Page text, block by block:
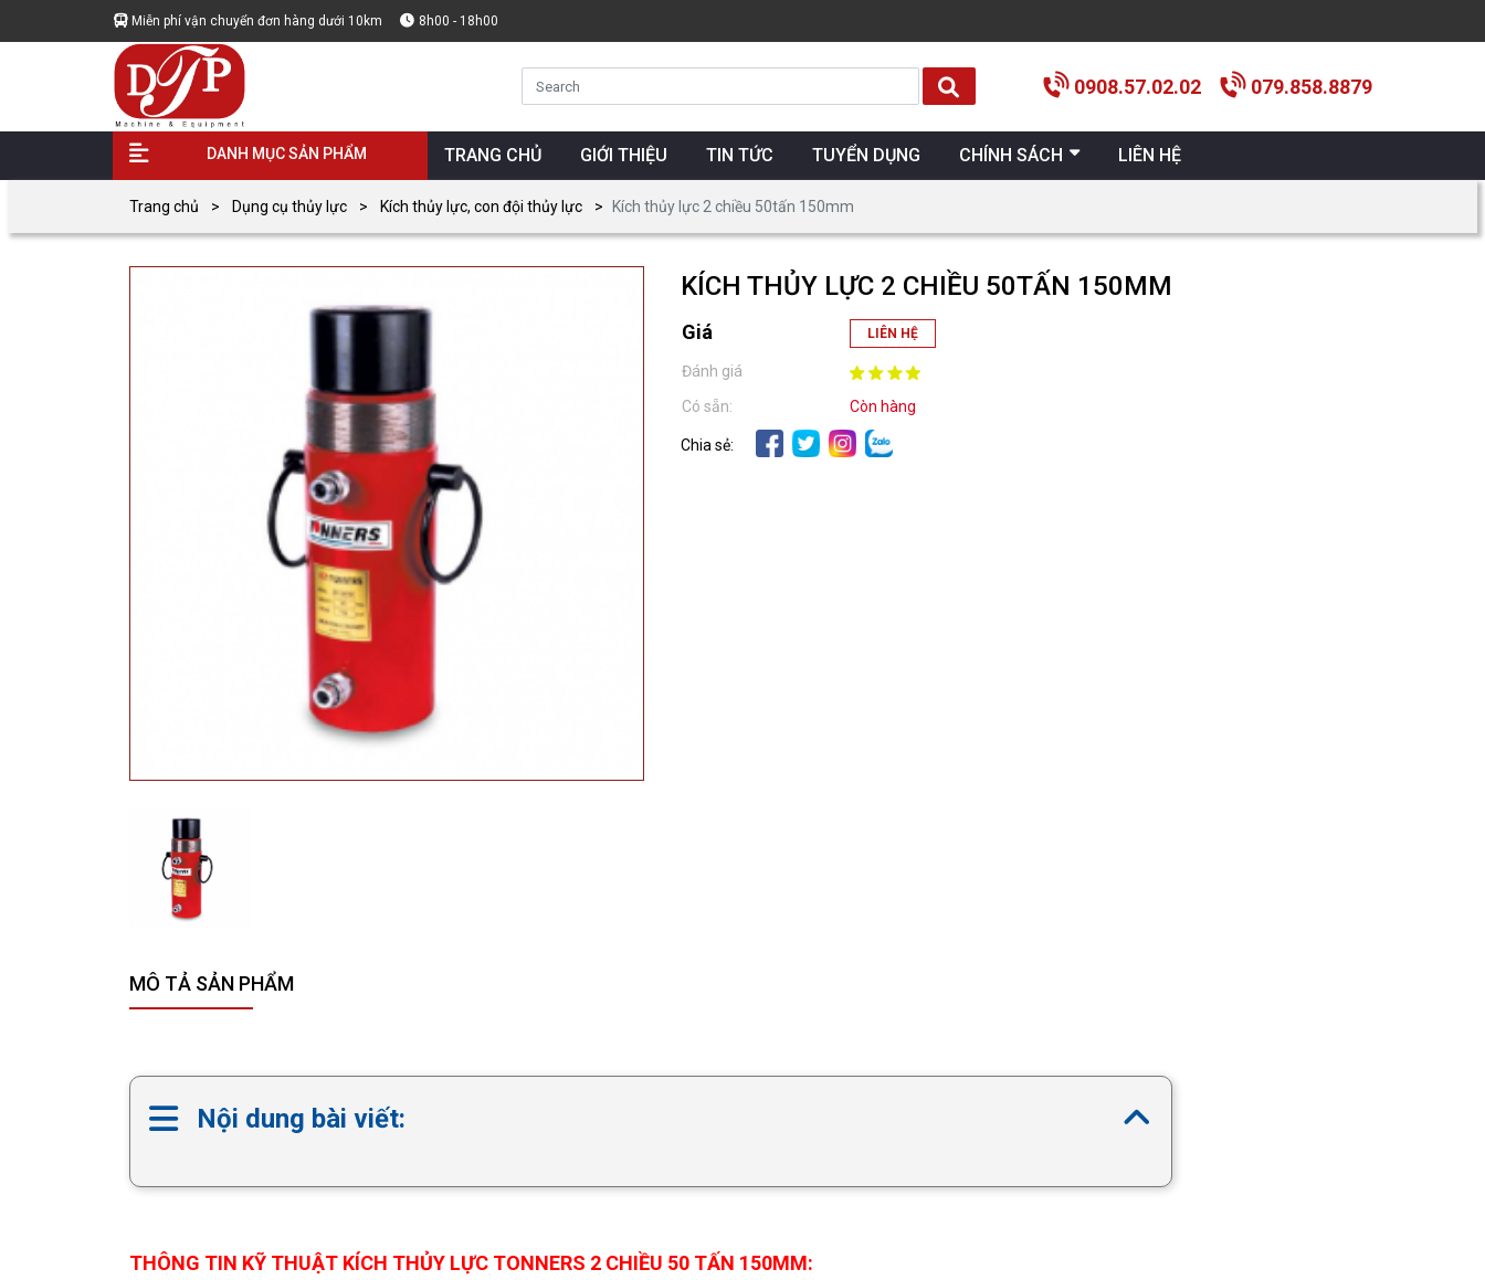
Miễn phí vận chuyển đơn hàng dưới 10km 8h00 - 18h00
0908.57.02.02 079.858.8879
DANH MỤC SẢN PHẨM TRANG CHỦ GIỚI THIỆU TIN TỨC TUYỂN DỤNG CHÍNH SÁCH LIÊN HỆ
Trang chủ Dụng cụ thủy lực Kích thủy lực, con đội thủy lực Kích thủy lực 2 chiều 50tấn 150mm
KÍCH THỦY LỰC 2 CHIỀU 50TẤN 150MM
Giá LIÊN HỆ
Đánh giá
Có sẵn:
Còn hàng
Chia sẻ:
MÔ TẢ SẢN PHẨM
Nội dung bài viết:
THÔNG TIN KỸ THUẬT KÍCH THỦY LỰC TONNERS 2 CHIỀU 50 TẤN 150MM: